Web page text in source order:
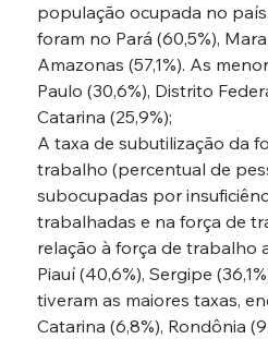
população ocupada no
foram no Pará (60,5%),
Amazonas (57,1%). As
Paulo (30,6%), Distrito
Catarina (25,9%);
A taxa de subutilização da
trabalho (percentual de
subocupadas por
trabalhadas e na força de
relação à força de trabalho
Piauí (40,6%), Sergipe
tiveram as maiores taxas,
Catarina (6,8%), Rondônia